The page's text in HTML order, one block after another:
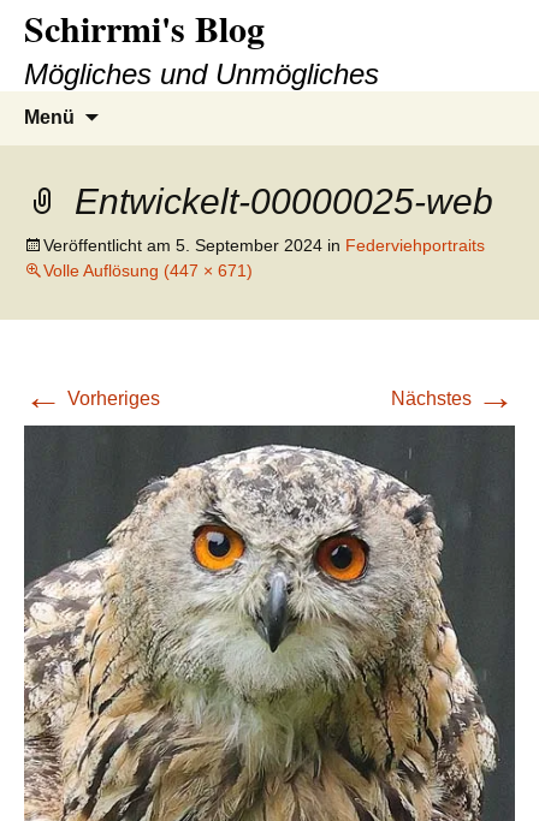
Inhalt
springen
Schirrmi's Blog
Mögliches und Unmögliches
Menü
Entwickelt-00000025-web
Veröffentlicht am 5. September 2024 in Federviehportraits
Volle Auflösung (447 × 671)
← Vorheriges Nächstes →